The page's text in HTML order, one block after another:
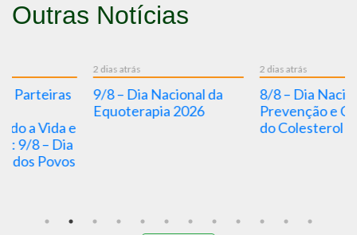
Outras Notícias
9/8 – Dia Nacional da
Equoterapia 2026
8/8 – Dia Nacional de
Prevenção e Controle
do Colesterol 2026